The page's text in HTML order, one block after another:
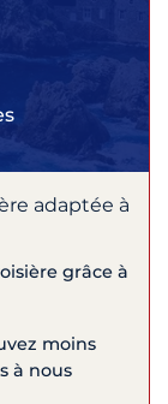
adaptée à
grâce à
moins
à nous